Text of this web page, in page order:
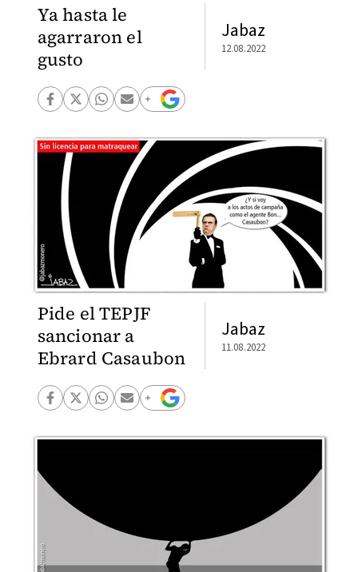
Ya hasta le
agarraron el
gusto
Jabaz
12.08.2022
Pide el TEPJF
sancionar a
Ebrard Casaubon
Jabaz
11.08.2022